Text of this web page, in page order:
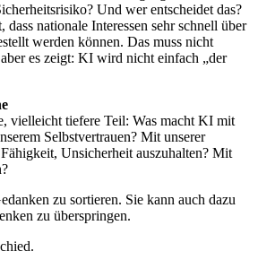
Und wer entscheidet das?
nationale Interessen sehr schnell über
werden können. Das muss nicht
es zeigt: KI wird nicht einfach „der
vielleicht tiefere Teil: Was macht KI mit
Selbstvertrauen? Mit unserer
Unsicherheit auszuhalten? Mit
zu sortieren. Sie kann auch dazu
zu überspringen.